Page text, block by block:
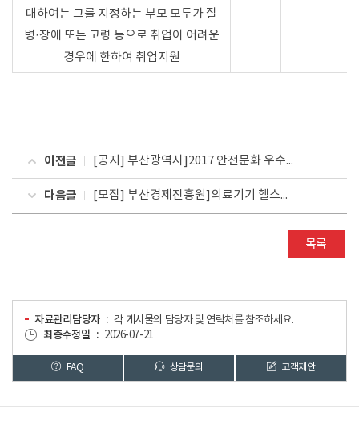
대하여는 그를 지정하는 부모 모두가 질
병·장애 또는 고령 등으로 취업이 어려운
경우에 한하여 취업지원
이전글 [공지] 부산광역시]2017 안전문화 우수사례 경진대회 모집요강
다음글 [모집] 부산경제진흥원]의료기기 헬스케어분야 전문인력 양성 교육 참가자 모집 공고
목록
자료관리담당자
각 게시물의 담당자 및 연락처를 참조하세요.
최종수정일
2026-07-21
FAQ 상담문의 고객제안